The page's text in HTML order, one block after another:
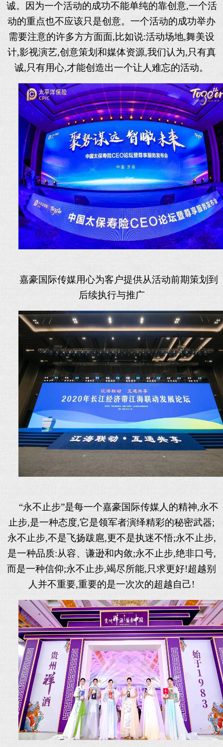
诚。因为一个活动的成功不能单纯的靠创意,一个活
动的重点也不应该只是创意。一个活动的成功举办
需要注意的许多方方面面,比如说:活动场地,舞美设
计,影视演艺,创意策划和媒体资源,我们认为,只有真
诚,只有用心,才能创造出一个让人难忘的活动。
嘉豪国际传媒用心为客户提供从活动前期策划到
后续执行与推广
“永不止步”是每一个嘉豪国际传媒 人的精神,永不
止步,是一种态度,它是领军者演绎精彩的秘密武器;
永不止步,不是飞扬跋扈,更不是执迷不悟;永不止步,
是一种品质:从容、谦逊和内敛;永不止步,绝非口号,
而是一种信仰;永不止步,竭尽所能,只求更好!超越别
人并不重要,重要的是一次次的超越自己!